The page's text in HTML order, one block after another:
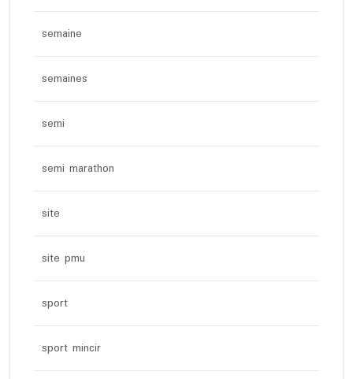
semaine
semaines
semi
semi marathon
site
site pmu
sport
sport mincir